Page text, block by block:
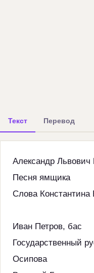
Текст Перевод
Александр
Песня ямщика
Слова Константина
Иван Петров, бас
Государственный
Осипова